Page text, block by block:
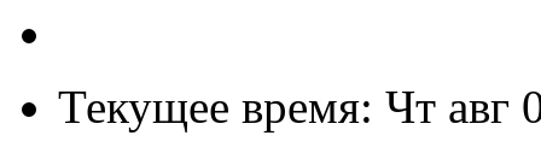
Текущее время: Чт авг